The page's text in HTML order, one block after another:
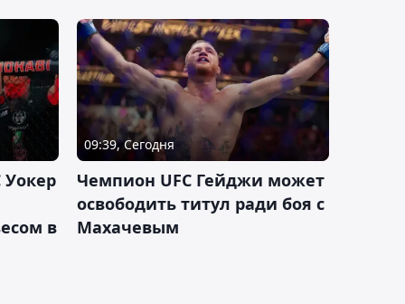
Уокер
в
09:39, Сегодня
Чемпион UFC Гейджи может
освободить титул ради боя с
Махачевым